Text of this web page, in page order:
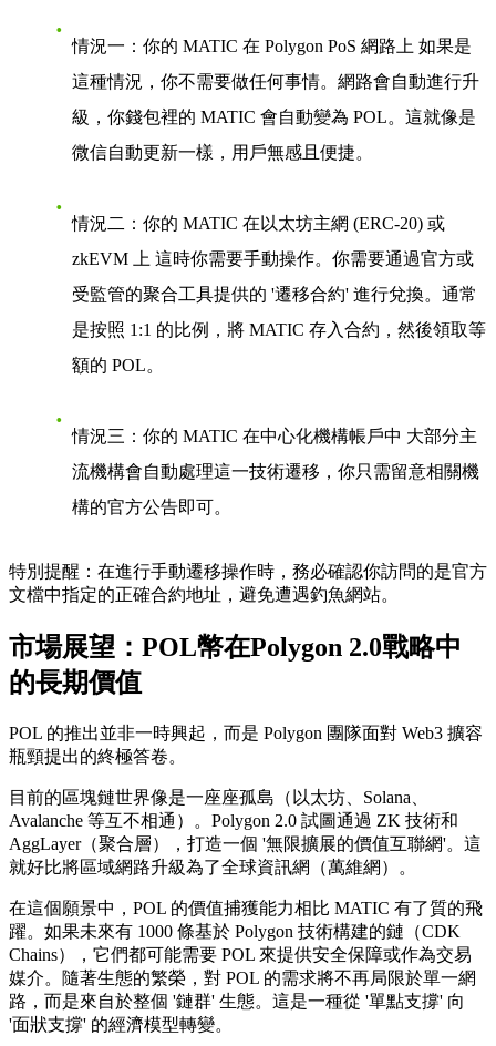
情況一：你的 MATIC 在 Polygon PoS 網路上 如果是
這種情況， 你不需要做任何事情。網路會自動進行升
級，你錢包裡的 MATIC 會自動變為 POL。這就像是
微信自動更新一樣，用戶無感且便捷。
情況二：你的 MATIC 在以太坊主網 (ERC-20) 或
zkEVM 上 這時你需要手動操作。你需要通過官方或
受監管的聚合工具提供的 '遷移合約' 進行兌換。通常
是按照 1:1 的比例，將 MATIC 存入合約，然後領取等
額的 POL。
情況三：你的 MATIC 在中心化機構帳戶中 大部分主
流機構會自動處理這一技術遷移，你只需留意相關機
構的官方公告即可。
特別提醒 ：在進行手動遷移操作時，務必確認你訪問的是官方
文檔中指定的正確合約地址，避免遭遇釣魚網站。
市場展望：POL幣在Polygon 2.0戰略中
的長期價值
POL 的推出並非一時興起，而是 Polygon 團隊面對 Web3 擴容
瓶頸提出的終極答卷。
目前的區塊鏈世界像是一座座孤島（以太坊、Solana、
Avalanche 等互不相通）。Polygon 2.0 試圖通過 ZK 技術和
AggLayer（聚合層），打造一個 '無限擴展的價值互聯網'。這
就好比將區域網路升級為了全球資訊網（萬維網）。
在這個願景中，POL 的價值捕獲能力相比 MATIC 有了質的飛
躍。如果未來有 1000 條基於 Polygon 技術構建的鏈（CDK
Chains），它們都可能需要 POL 來提供安全保障或作為交易
媒介。隨著生態的繁榮，對 POL 的需求將不再局限於單一網
路，而是來自於整個 '鏈群' 生態。這是一種從 '單點支撐' 向
'面狀支撐' 的經濟模型轉變。